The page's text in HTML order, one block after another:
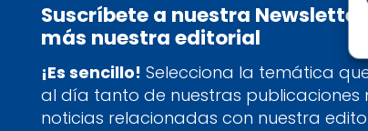
Suscríbete a nuestra
más nuestra editorial
¡Es sencillo! Selecciona la temática
al día tanto de nuestras publicaciones
noticias relacionadas con nuestra